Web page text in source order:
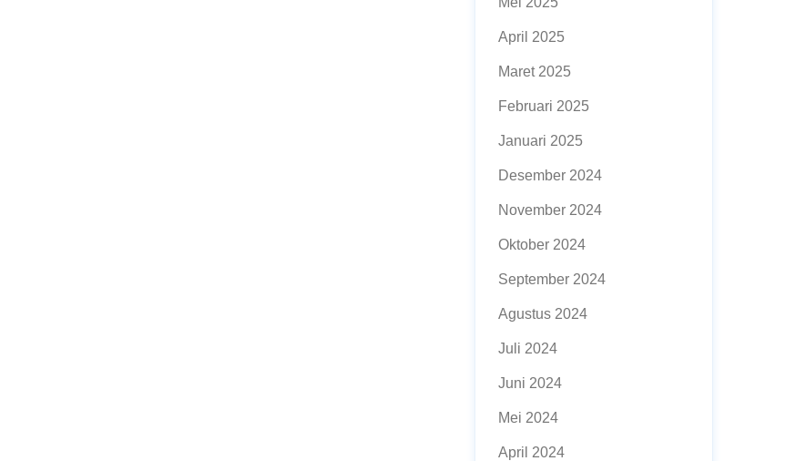
April 2025
Maret 2025
Februari 2025
Januari 2025
Desember 2024
November 2024
Oktober 2024
September 2024
Agustus 2024
Juli 2024
Juni 2024
Mei 2024
April 2024